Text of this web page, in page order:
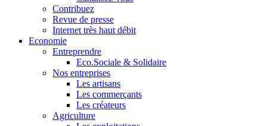
Contribuez
Revue de presse
Internet très haut débit
Economie
Entreprendre
Eco.Sociale & Solidaire
Nos entreprises
Les artisans
Les commerçants
Les créateurs
Agriculture